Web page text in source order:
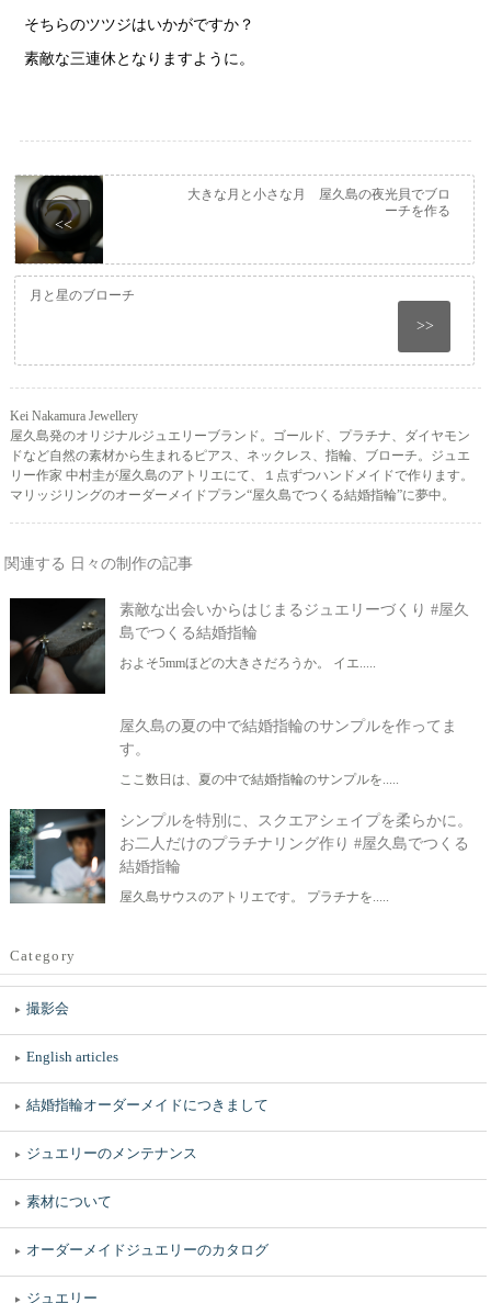
そちらのツツジはいかがですか？
素敵な三連休となりますように。
<<
大きな月と小さな月 屋久島の夜光貝でブロ
ーチを作る
>>
月と星のブローチ
Kei Nakamura Jewellery
屋久島発のオリジナルジュエリーブランド。ゴールド、プラチナ、ダイヤモン
ドなど自然の素材から生まれるピアス、ネックレス、指輪、ブローチ。ジュエ
リー作家 中村圭が屋久島のアトリエにて、１点ずつハンドメイドで作ります。
マリッジリングのオーダーメイドプラン“屋久島でつくる結婚指輪”に夢中。
関連する 日々の制作の記事
素敵な出会いからはじまるジュエリーづくり #屋久
島でつくる結婚指輪
およそ5mmほどの大きさだろうか。 イエ.....
屋久島の夏の中で結婚指輪のサンプルを作ってま
す。
ここ数日は、夏の中で結婚指輪のサンプルを.....
シンプルを特別に、スクエアシェイプを柔らかに。
お二人だけのプラチナリング作り #屋久島でつくる
結婚指輪
屋久島サウスのアトリエです。 プラチナを.....
Category
撮影会
English articles
結婚指輪オーダーメイドにつきまして
ジュエリーのメンテナンス
素材について
オーダーメイドジュエリーのカタログ
ジュエリー